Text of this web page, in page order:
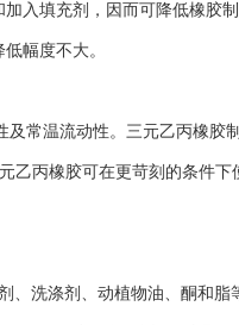
入填充剂，因而可降低橡胶
幅度不大。
常温流动性。三元乙丙橡胶
乙丙橡胶可在更苛刻的条件下
洗涤剂、动植物油、酮和脂